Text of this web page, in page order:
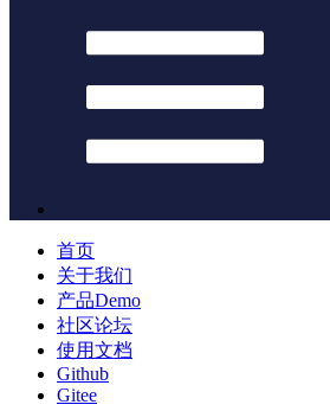
首页
关于我们
产品Demo
社区论坛
使用文档
Github
Gitee